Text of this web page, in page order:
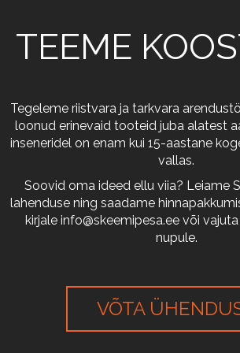
TEEME
Tegeleme riistvara ja tarkvara
loonud erinevaid tooteid juba alatest
inseneridel on enam kui 15-aastane
vallas.
Soovid oma ideed ellu viia? Leiame
lahenduse ning saadame
kirjale info@skeemipesa.ee või
nupule.
VÕTA